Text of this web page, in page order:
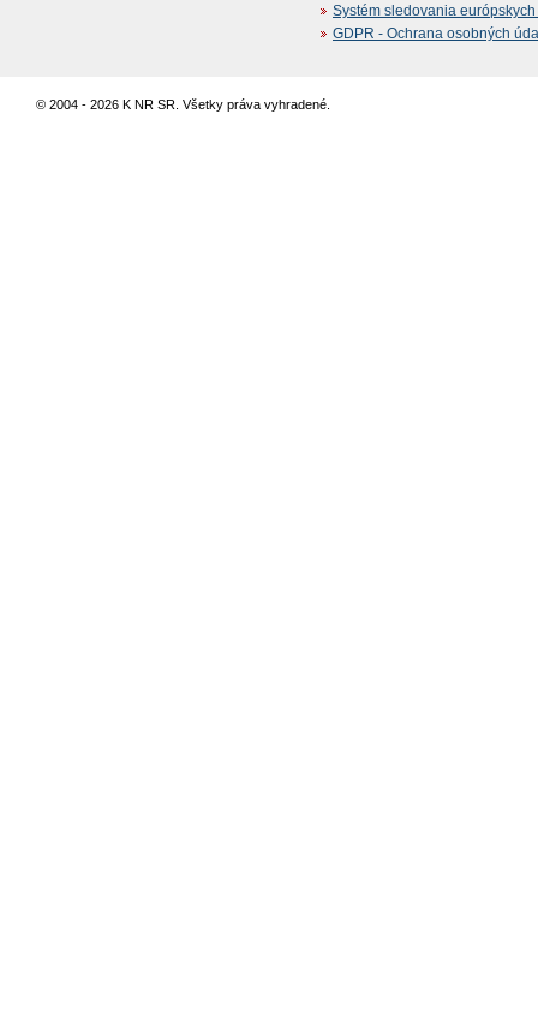
Systém sledovania
GDPR - Ochrana osobných
© 2004 - 2026 K NR SR. Všetky práva vyhradené.